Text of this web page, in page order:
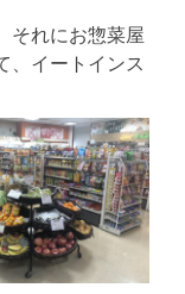
それにお惣菜屋
、イートインス